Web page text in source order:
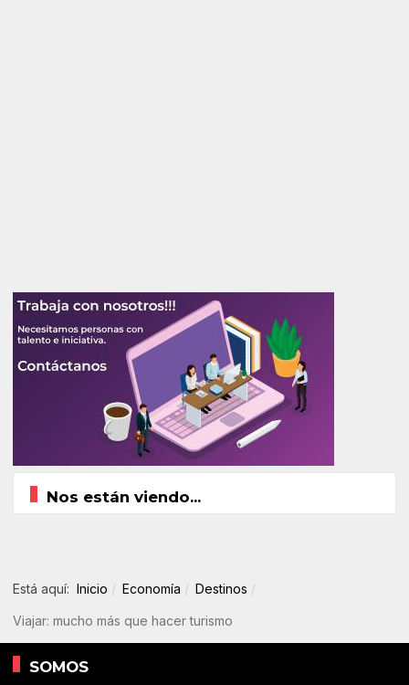
Nos están viendo...
Está aquí: Inicio Economía Destinos
Viajar: mucho más que hacer turismo
SOMOS